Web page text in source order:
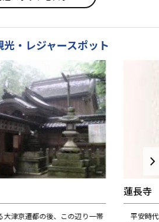
・レジャースポット
津京遷都の後、この辺り一帯
蓮長寺
平安時